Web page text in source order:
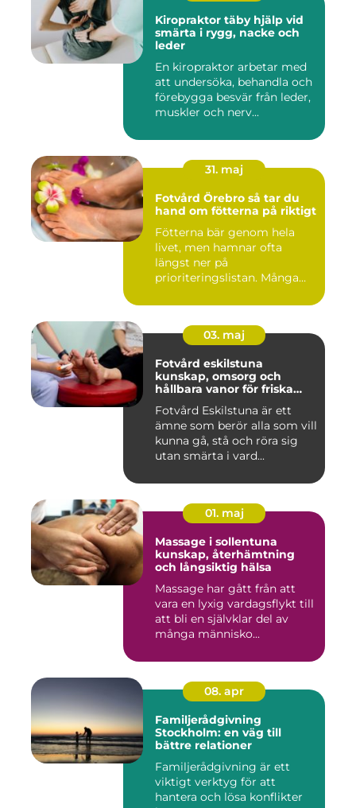
Kiropraktor täby hjälp vid
smärta i rygg, nacke och
leder
En kiropraktor arbetar med
att undersöka, behandla och
förebygga besvär från leder,
muskler och nerv...
31. maj
Fotvård Örebro så tar du
hand om fötterna på riktigt
Fötterna bär genom hela
livet, men hamnar ofta
längst ner på
prioriteringslistan. Många
03. maj
Fotvård eskilstuna
kunskap, omsorg och
hållbara vanor för friska
Fotvård Eskilstuna är ett
ämne som berör alla som vill
kunna gå, stå och röra sig
utan smärta i vard...
01. maj
Massage i sollentuna
kunskap, återhämtning
och långsiktig hälsa
Massage har gått från att
vara en lyxig vardagsflykt till
att bli en självklar del av
många människo...
08. apr
Familjerådgivning
Stockholm: en väg till
bättre relationer
Familjerådgivning är ett
viktigt verktyg för att
hantera och lösa konflikter